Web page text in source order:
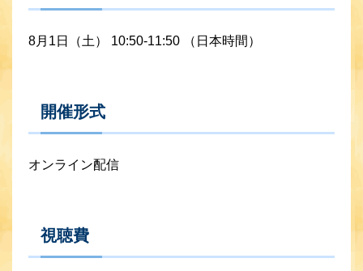
8月1日（土） 10:50-11:50 （日本時間）
開催形式
オンライン配信
視聴費